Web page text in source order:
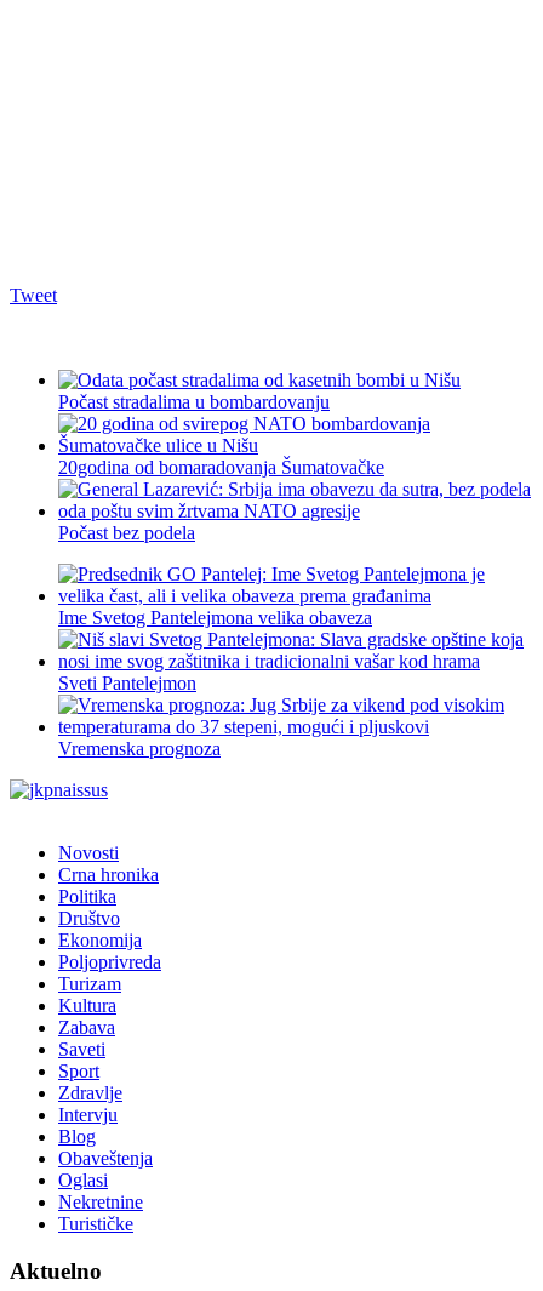
Tweet
Počast stradalima u bombardovanju
20godina od bomaradovanja Šumatovačke
Počast bez podela
Ime Svetog Pantelejmona velika obaveza
Sveti Pantelejmon
Vremenska prognoza
Novosti
Crna hronika
Politika
Društvo
Ekonomija
Poljoprivreda
Turizam
Kultura
Zabava
Saveti
Sport
Zdravlje
Intervju
Blog
Obaveštenja
Oglasi
Nekretnine
Turističke
Aktuelno